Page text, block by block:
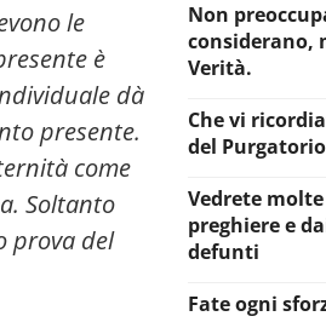
le
è
dà
presente.
come
Soltanto
prova del
Non
considerano,
Verità.
Che vi
del Purgatorio
Vedrete
preghiere e
defunti
Fate ogni